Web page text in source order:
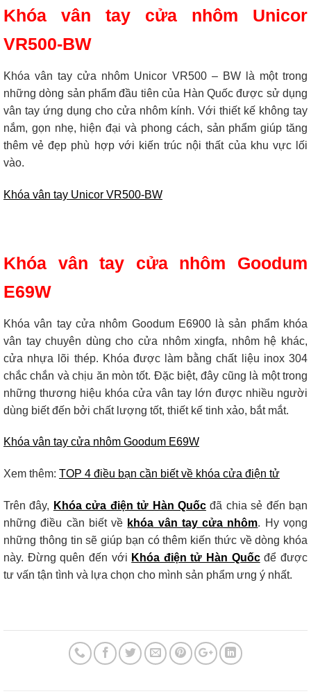
Khóa vân tay cửa nhôm Unicor
VR500-BW
Khóa vân tay cửa nhôm Unicor VR500 – BW là một trong
những dòng sản phẩm đầu tiên của Hàn Quốc được sử dụng
vân tay ứng dụng cho cửa nhôm kính. Với thiết kế không tay
nắm, gọn nhẹ, hiện đại và phong cách, sản phẩm giúp tăng
thêm vẻ đẹp phù hợp với kiến trúc nội thất của khu vực lối
vào.
Khóa vân tay Unicor VR500-BW
Khóa vân tay cửa nhôm Goodum
E69W
Khóa vân tay cửa nhôm Goodum E6900 là sản phẩm khóa
vân tay chuyên dùng cho cửa nhôm xingfa, nhôm hệ khác,
cửa nhựa lõi thép. Khóa được làm bằng chất liệu inox 304
chắc chắn và chịu ăn mòn tốt. Đặc biệt, đây cũng là một trong
những thương hiệu khóa cửa vân tay lớn được nhiều người
dùng biết đến bởi chất lượng tốt, thiết kế tinh xảo, bắt mắt.
Khóa vân tay cửa nhôm Goodum E69W
Xem thêm: TOP 4 điều bạn cần biết về khóa cửa điện tử
Trên đây, Khóa cửa điện tử Hàn Quốcđã chia sẻ đến bạn
những điều cần biết về khóa vân tay cửa nhôm. Hy vọng
những thông tin sẽ giúp bạn có thêm kiến thức về dòng khóa
này. Đừng quên đến với Khóa điện tử Hàn Quốcđể được
tư vấn tận tình và lựa chọn cho mình sản phẩm ưng ý nhất.